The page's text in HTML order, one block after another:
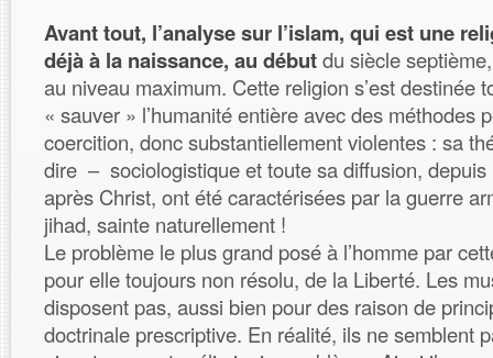
Avant tout, l’analyse sur l’islam, qui est une
déjà à la naissance, au débutdu siècle
au niveau maximum. Cette religion s’est destinée
« sauver » l’humanité entière avec des méthodes
coercition, donc substantiellement violentes : sa
dire – sociologistique et toute sa diffusion, depuis
après Christ, ont été caractérisées par la guerre
jihad, sainte naturellement !
Le problème le plus grand posé à l’homme par
pour elle toujours non résolu, de la Liberté. Les
disposent pas, aussi bien pour des raison de
doctrinale prescriptive. En réalité, ils ne semblent